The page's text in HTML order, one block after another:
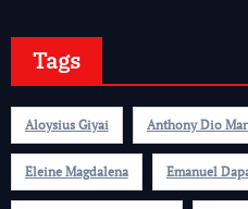
Tags
Aloysius Giyai Anthony Dio
Eleine Magdalena Emanuel